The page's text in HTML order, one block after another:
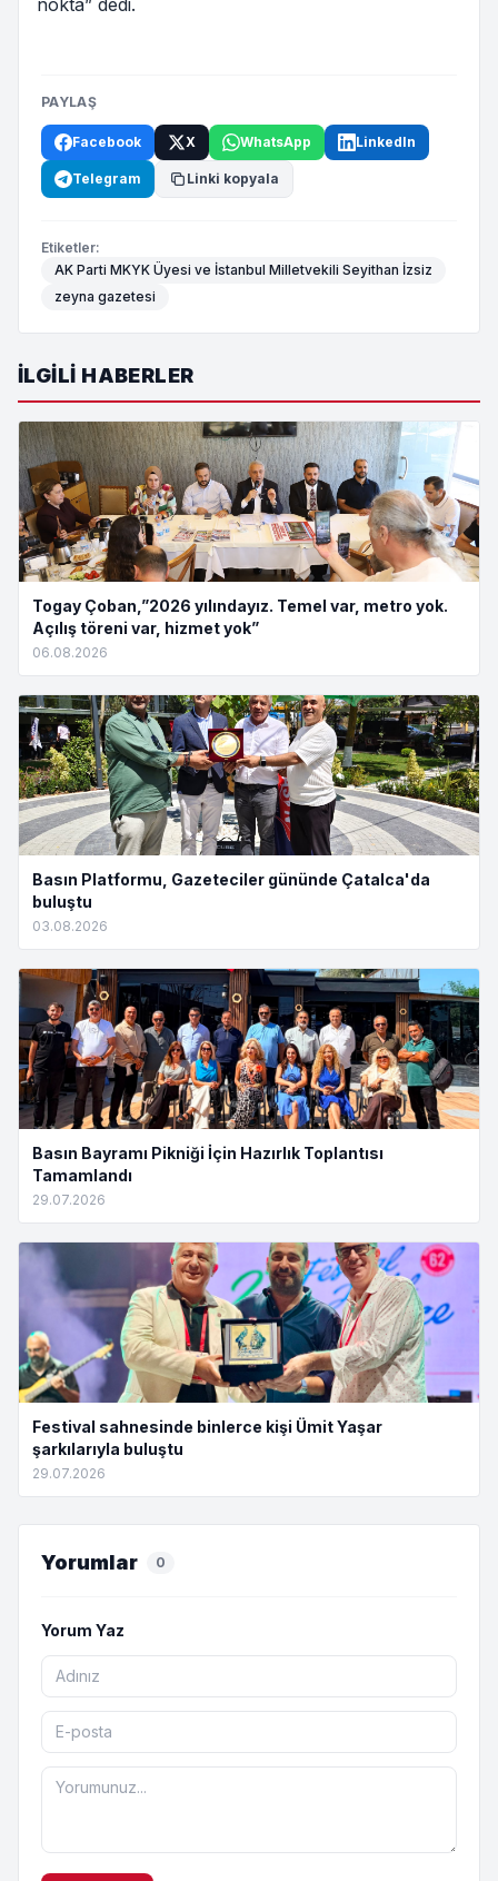
PAYLAŞ
Facebook X WhatsApp LinkedIn
Telegram Linki kopyala
Etiketler:
AK Parti MKYK Üyesi ve İstanbul Milletvekili Seyithan İzsiz
zeyna gazetesi
İLGILI HABERLER
Togay Çoban,”2026 yılındayız. Temel var, metro yok.
Açılış töreni var, hizmet yok”
06.08.2026
Basın Platformu, Gazeteciler gününde Çatalca'da
buluştu
03.08.2026
Basın Bayramı Pikniği İçin Hazırlık Toplantısı
Tamamlandı
29.07.2026
Festival sahnesinde binlerce kişi Ümit Yaşar
şarkılarıyla buluştu
29.07.2026
Yorumlar 0
Yorum Yaz